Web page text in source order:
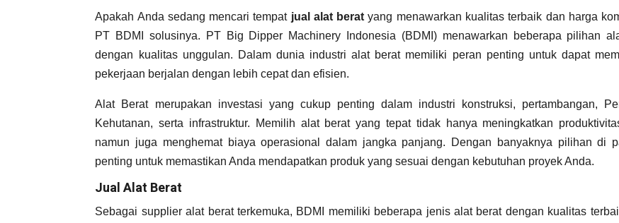
Apakah Anda sedang mencari tempat jual alat berat yang menawarkan kualitas terbaik dan harga
PT BDMI solusinya. PT Big Dipper Machinery Indonesia (BDMI) menawarkan beberapa pilihan
dengan kualitas unggulan. Dalam dunia industri alat berat memiliki peran penting untuk dapat
pekerjaan berjalan dengan lebih cepat dan efisien.
Alat Berat merupakan investasi yang cukup penting dalam industri konstruksi, pertambangan,
Kehutanan, serta infrastruktur. Memilih alat berat yang tepat tidak hanya meningkatkan
namun juga menghemat biaya operasional dalam jangka panjang. Dengan banyaknya pilihan di
penting untuk memastikan Anda mendapatkan produk yang sesuai dengan kebutuhan proyek Anda.
Jual Alat Berat
Sebagai supplier alat berat terkemuka, BDMI memiliki beberapa jenis alat berat dengan kualitas